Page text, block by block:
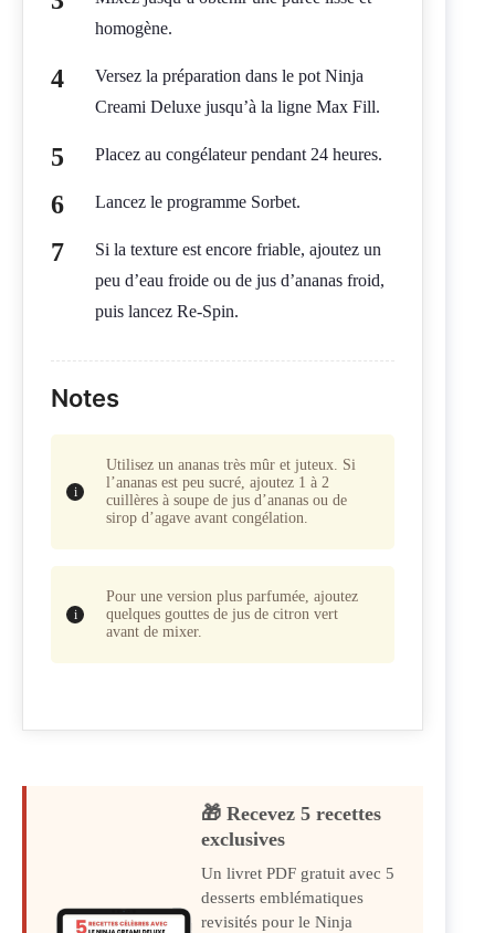
homogène.
Versez la préparation dans le pot Ninja
Creami Deluxe jusqu’à la ligne Max Fill.
Placez au congélateur pendant 24 heures.
Lancez le programme Sorbet.
Si la texture est encore friable, ajoutez un
peu d’eau froide ou de jus d’ananas froid,
puis lancez Re-Spin.
Notes
Utilisez un ananas très mûr et juteux. Si
l’ananas est peu sucré, ajoutez 1 à 2
cuillères à soupe de jus d’ananas ou de
sirop d’agave avant congélation.
Pour une version plus parfumée, ajoutez
quelques gouttes de jus de citron vert
avant de mixer.
🎁 Recevez 5 recettes
exclusives
Un livret PDF gratuit avec 5
desserts emblématiques
revisités pour le Ninja